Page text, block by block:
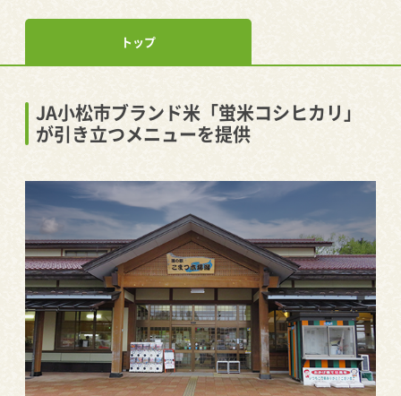
トップ
JA小松市ブランド米「蛍米コシヒカリ」
が引き立つメニューを提供